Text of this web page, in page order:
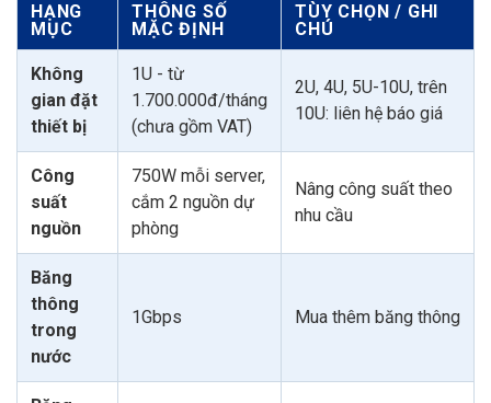
HẠNG
MỤC
THÔNG SỐ
MẶC ĐỊNH
TÙY CHỌN / GHI
CHÚ
Không
gian đặt
thiết bị
1U - từ
1.700.000đ/tháng
(chưa gồm VAT)
2U, 4U, 5U-10U, trên
10U: liên hệ báo giá
Công
suất
nguồn
750W mỗi server,
cắm 2 nguồn dự
phòng
Nâng công suất theo
nhu cầu
Băng
thông
trong
nước
1Gbps Mua thêm băng thông